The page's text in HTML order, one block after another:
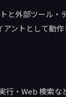
と外部ツール・
ントとして動
行・Web 検索な